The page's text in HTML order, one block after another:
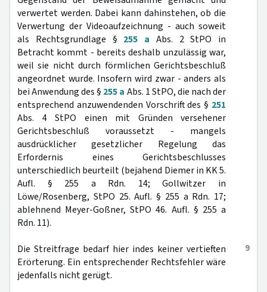
verwertet werden. Dabei kann dahinstehen, ob die
Verwertung der Videoaufzeichnung - auch soweit
als Rechtsgrundlage § 255 a Abs. 2 StPO in
Betracht kommt - bereits deshalb unzulässig war,
weil sie nicht durch förmlichen Gerichtsbeschluß
angeordnet wurde. Insofern wird zwar - anders als
bei Anwendung des § 255 a Abs. 1 StPO, die nach der
entsprechend anzuwendenden Vorschrift des § 251
Abs. 4 StPO einen mit Gründen versehener
Gerichtsbeschluß voraussetzt - mangels
ausdrücklicher gesetzlicher Regelung das
Erfordernis eines Gerichtsbeschlusses
unterschiedlich beurteilt (bejahend Diemer in KK 5.
Aufl. § 255 a Rdn. 14; Gollwitzer in
Löwe/Rosenberg, StPO 25. Aufl. § 255 a Rdn. 17;
ablehnend Meyer-Goßner, StPO 46. Aufl. § 255 a
Rdn. 11).
9
Die Streitfrage bedarf hier indes keiner vertieften
Erörterung. Ein entsprechender Rechtsfehler wäre
jedenfalls nicht gerügt.